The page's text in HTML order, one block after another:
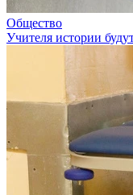
Общество
Учителя истории